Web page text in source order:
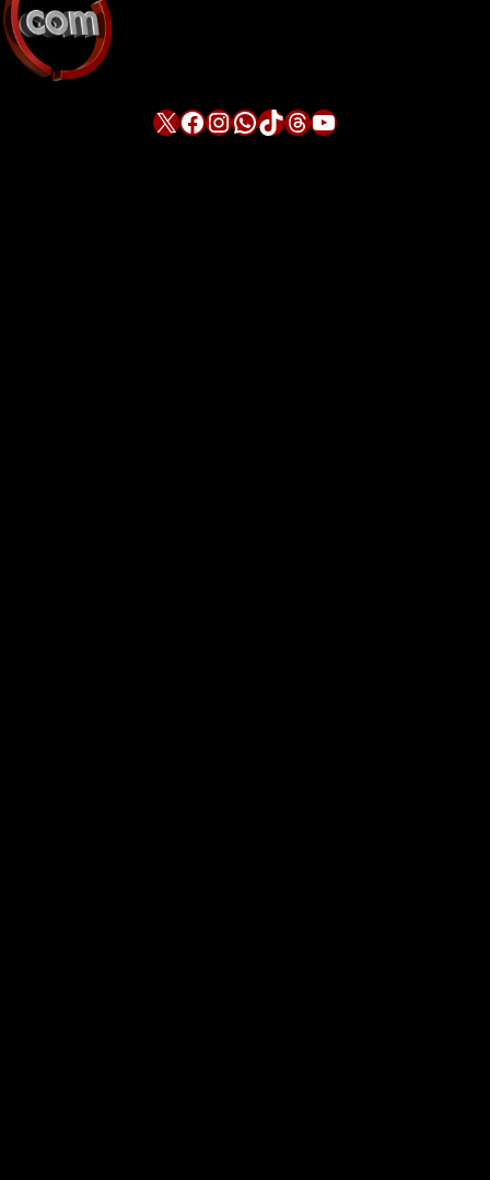
X Facebook InstagramWhatsApp TikTok Threads YouTube